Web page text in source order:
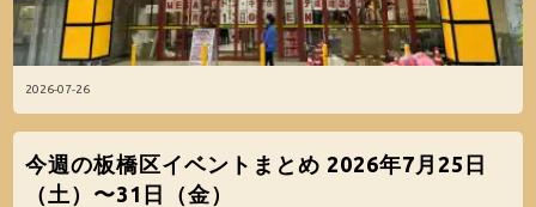
2026-07-26
今週の板橋区イベントまとめ 2026年7月25日
（土）〜31日（金）